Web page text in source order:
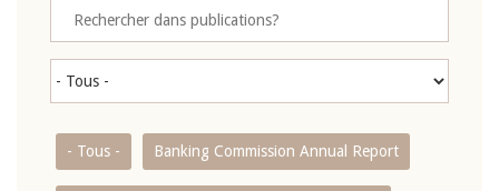
- Tous - Banking Commission Annual Report